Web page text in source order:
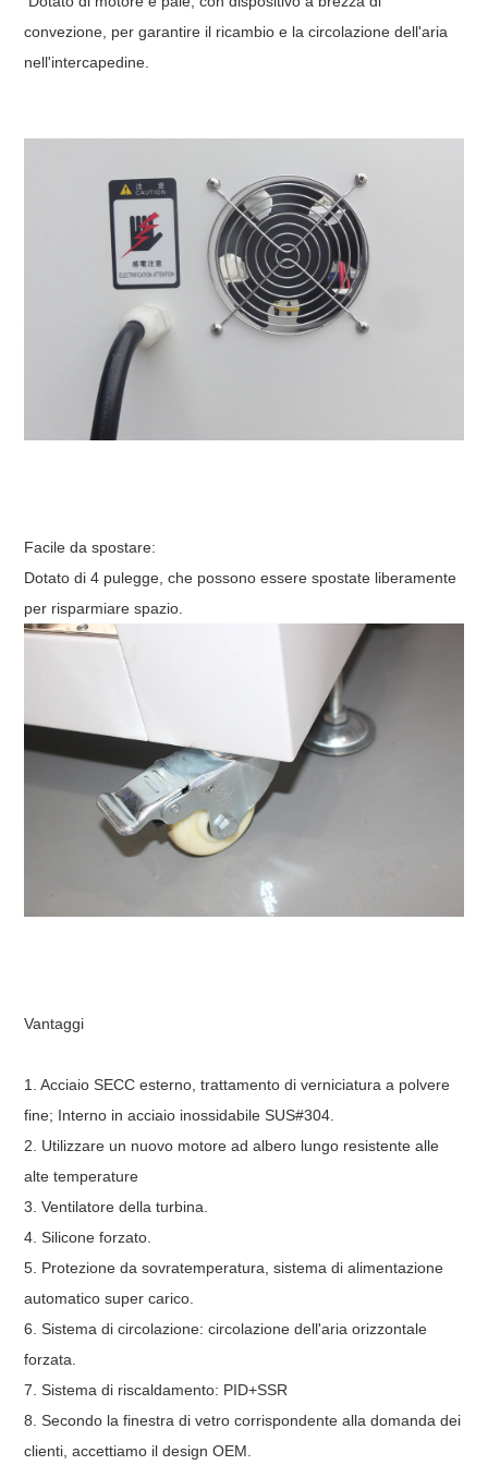
convezione, per garantire il ricambio e la circolazione dell'aria
nell'intercapedine.
Facile da spostare:
Dotato di 4 pulegge, che possono essere spostate liberamente
per risparmiare spazio.
Vantaggi
1. Acciaio SECC esterno, trattamento di verniciatura a polvere
fine; Interno in acciaio inossidabile SUS#304.
2. Utilizzare un nuovo motore ad albero lungo resistente alle
alte temperature
3. Ventilatore della turbina.
4. Silicone forzato.
5. Protezione da sovratemperatura, sistema di alimentazione
automatico super carico.
6. Sistema di circolazione: circolazione dell'aria orizzontale
forzata.
7. Sistema di riscaldamento: PID+SSR
8. Secondo la finestra di vetro corrispondente alla domanda dei
clienti, accettiamo il design OEM.